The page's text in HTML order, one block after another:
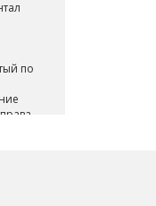
по